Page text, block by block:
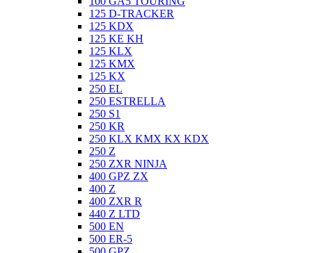
125 D-TRACKER
125 KDX
125 KE KH
125 KLX
125 KMX
125 KX
250 EL
250 ESTRELLA
250 S1
250 KR
250 KLX KMX KX KDX
250 Z
250 ZXR NINJA
400 GPZ ZX
400 Z
400 ZXR R
440 Z LTD
500 EN
500 ER-5